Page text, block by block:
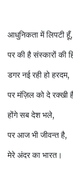
आधुनिकता में लिपटी हूँ,
पर की है संस्कारों की
डगर नई रही हो हरदम,
पर मंज़िल को दे रक्खी
होंगे सब देश भले,
पर आज भी जीवन्त है,
मेरे अंदर का भारत।